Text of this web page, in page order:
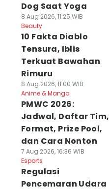
Dog Saat Yoga
8 Aug 2026, 11:25 WIB
Beauty
10 Fakta Diablo
Tensura, Iblis
Terkuat Bawahan
Rimuru
8 Aug 2026, 11:00 WIB
Anime & Manga
PMWC 2026:
Jadwal, Daftar Tim,
Format, Prize Pool,
dan Cara Nonton
7 Aug 2026, 16:36 WIB
Esports
Regulasi
Pencemaran Udara